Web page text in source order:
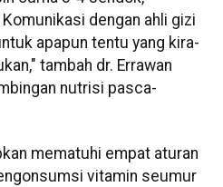
dengan ahli gizi
apapun tentu yang kira-
tambah dr. Errawan
nutrisi pasca-
mematuhi empat aturan
vitamin seumur